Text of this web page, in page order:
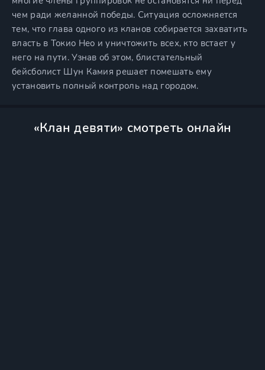
чем ради желанной победы. Ситуация осложняется
тем, что глава одного из кланов собирается захватить
власть в Токио Нео и уничтожить всех, кто встает у
него на пути. Узнав об этом, блистательный
бейсболист Шун Камия решает помешать ему
установить полный контроль над городом.
«Клан девяти» смотреть онлайн